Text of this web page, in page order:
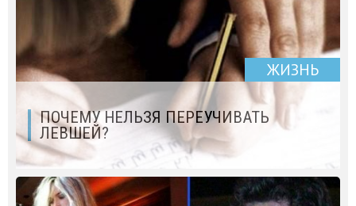
ЖИЗНЬ
ПОЧЕМУ НЕЛЬЗЯ ПЕРЕУЧИВАТЬ
ЛЕВШЕЙ?